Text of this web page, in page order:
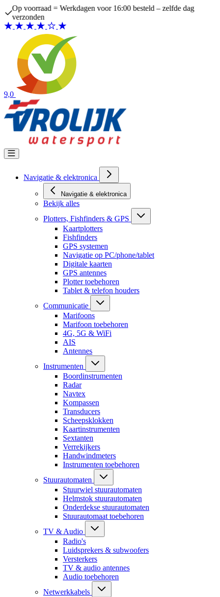
Ga naar de inhoud
Op voorraad = Werkdagen voor 16:00 besteld – zelfde dag
verzonden
9,0
Navigatie & elektronica
Navigatie & elektronica
Bekijk alles
Plotters, Fishfinders & GPS
Kaartplotters
Fishfinders
GPS systemen
Navigatie op PC/phone/tablet
Digitale kaarten
GPS antennes
Plotter toebehoren
Tablet & telefon houders
Communicatie
Marifoons
Marifoon toebehoren
4G, 5G & WiFi
AIS
Antennes
Instrumenten
Boordinstrumenten
Radar
Navtex
Kompassen
Transducers
Scheepsklokken
Kaartinstrumenten
Sextanten
Verrekijkers
Handwindmeters
Instrumenten toebehoren
Stuurautomaten
Stuurwiel stuurautomaten
Helmstok stuurautomaten
Onderdekse stuurautomaten
Stuurautomaat toebehoren
TV & Audio
Radio's
Luidsprekers & subwoofers
Versterkers
TV & audio antennes
Audio toebehoren
Netwerkkabels